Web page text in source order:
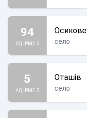
94
AQI PM2.5
Осикове
село
5
AQI PM2.5
Оташів
село